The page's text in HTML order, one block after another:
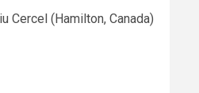
Cercel (Hamilton, Canada)